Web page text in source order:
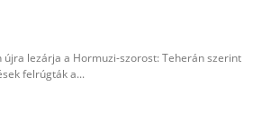
újra lezárja a Hormuzi-szorost: Teherán szerint
felrúgták a...